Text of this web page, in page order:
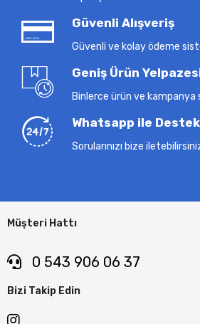
Güvenli Alışveriş
Güvenli ve kolay ödeme
Geniş Ürün
Binlerce ürün ve kampanya
Whatsapp ile Destek
Sorularınızı bize
Müşteri Hattı
0 543 906 06 37
Bizi Takip Edin